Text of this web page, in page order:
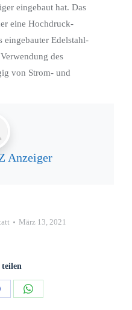
eingebaut hat. Das
eine Hochdruck-
eingebauter Edelstahl-
des
von Strom- und
Anzeiger
März 13, 2021